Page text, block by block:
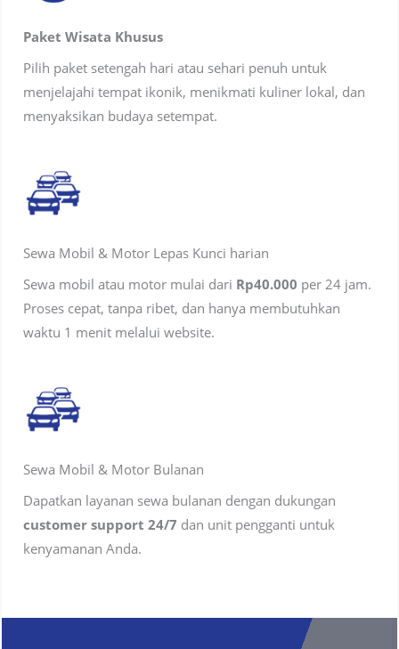
Paket Wisata Khusus
Pilih paket setengah hari atau sehari penuh untuk
menjelajahi tempat ikonik, menikmati kuliner lokal, dan
menyaksikan budaya setempat.
Sewa Mobil & Motor Lepas Kunci harian
Sewa mobil atau motor mulai dari Rp40.000 per 24 jam.
Proses cepat, tanpa ribet, dan hanya membutuhkan
waktu 1 menit melalui website.
Sewa Mobil & Motor Bulanan
Dapatkan layanan sewa bulanan dengan dukungan
customer support 24/7 dan unit pengganti untuk
kenyamanan Anda.